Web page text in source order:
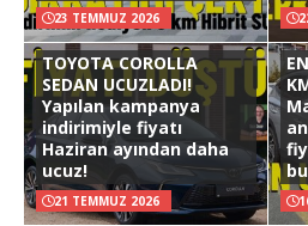
23 TEMMUZ 2026
TOYOTA COROLLA
SEDAN UCUZLADI!
Yapılan kampanya
indirimiyle fiyatı
Haziran ayından daha
ucuz!
21 TEMMUZ 2026